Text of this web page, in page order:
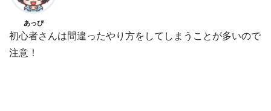
あっぴ
初心者さんは間違ったやり方をしてしまうことが多いので
注意！